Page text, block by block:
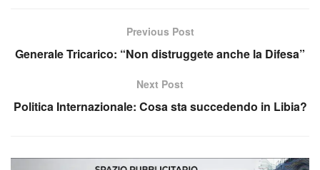
Previous Post
Generale Tricarico: “Non distruggete anche la Difesa”
Next Post
Politica Internazionale: Cosa sta succedendo in Libia?